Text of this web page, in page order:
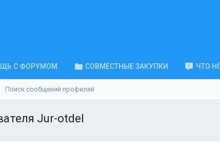
С ФОРУМОМ СОВМЕСТНЫЕ ЗАКУПКИ ЧТО
Поиск сообщений профилей
Jur-otdel